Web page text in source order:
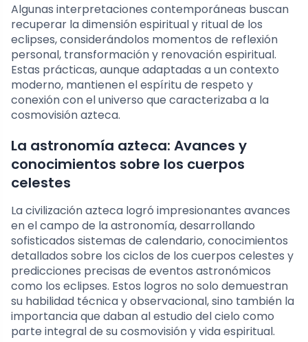
Algunas interpretaciones contemporáneas buscan
recuperar la dimensión espiritual y ritual de los
eclipses, considerándolos momentos de reflexión
personal, transformación y renovación espiritual.
Estas prácticas, aunque adaptadas a un contexto
moderno, mantienen el espíritu de respeto y
conexión con el universo que caracterizaba a la
cosmovisión azteca.
La astronomía azteca: Avances y
conocimientos sobre los cuerpos
celestes
La civilización azteca logró impresionantes avances
en el campo de la astronomía, desarrollando
sofisticados sistemas de calendario, conocimientos
detallados sobre los ciclos de los cuerpos celestes y
predicciones precisas de eventos astronómicos
como los eclipses. Estos logros no solo demuestran
su habilidad técnica y observacional, sino también la
importancia que daban al estudio del cielo como
parte integral de su cosmovisión y vida espiritual.